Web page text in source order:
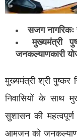
सजग नागरिकः
मुख्यमंत्री
जनकल्याणकारी
मुख्यमंत्री श्री
निवासियों के साथ
सुशासन की
आमजन को